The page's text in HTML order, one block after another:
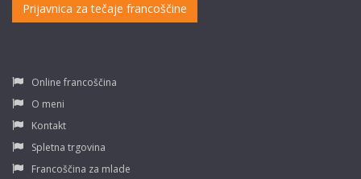
Prijavnica za tečaje francoščine
Online francoščina
O meni
Kontakt
Spletna trgovina
Francoščina za mlade